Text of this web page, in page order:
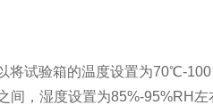
试验箱的温度设置为70℃-
，湿度设置为85%-95%RH